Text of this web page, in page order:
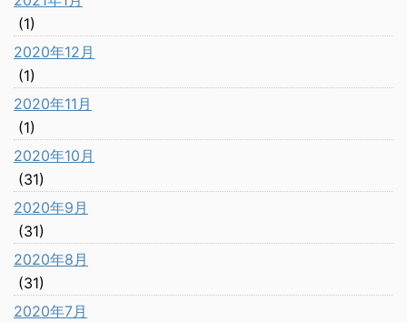
(1)
2020年12月
(1)
2020年11月
(1)
2020年10月
(31)
2020年9月
(31)
2020年8月
(31)
2020年7月